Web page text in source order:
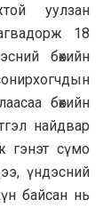
уулзан
18
бөхийн
бөхийн
найдвар
гэнэт сүмо
үндэсний
байсан нь